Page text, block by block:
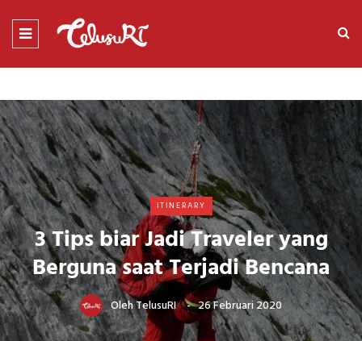
ITINERARY
3 Tips biar Jadi Traveler yang
Berguna saat Terjadi Bencana
OlehTelusuRI 26 Februari 2020